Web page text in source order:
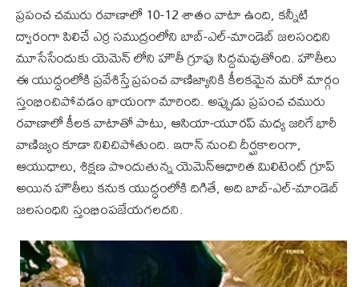
ప్రపంచ చమురు రవాణాలో 10-12 శాతం వాటా ఉంది, కన్నీటి
ద్వారంగా పిలిచే ఎర్ర సముద్రంలోని బాబ్-ఎల్-మాండెబ్ జలసంధిని
మూసేసేందుకు యెమెన్ లోని హౌతీ గ్రూపు సిద్దమవుతోంది. హౌతీలు
ఈ యుద్ధంలోకి ప్రవేశిస్తే ప్రపంచ వాణిజ్యానికి కీలకమైన మరో మార్గం
స్తంభించిపోవడం ఖాయంగా మారింది. అప్పుడు ప్రపంచ చమురు
రవాణాలో కీలక వాటాతో పాటు, ఆసియా-యూరప్ మధ్య జరిగే భారీ
వాణిజ్యం కూడా నిలిచిపోతుంది. ఇరాన్ నుంచి దీర్ఘకాలంగా,
ఆయుధాలు, శిక్షణ పొందుతున్న యెమెన్‌ఆధారిత మిలిటెంట్ గ్రూప్
అయిన హౌతీలు కనుక యుద్ధంలోకి దిగితే, అది బాబ్-ఎల్-మాండెబ్
జలసంధిని స్తంభింపజేయగలదని.